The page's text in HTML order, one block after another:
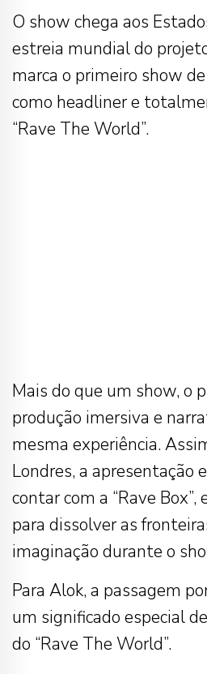
O show chega aos
estreia mundial do
marca o primeiro show de
como headliner e
“Rave The World”.
Mais do que um show, o
produção imersiva e
mesma experiência.
Londres, a apresentação
contar com a “Rave
para dissolver as
imaginação durante o
Para Alok, a passagem
um significado especial
do “Rave The World”.